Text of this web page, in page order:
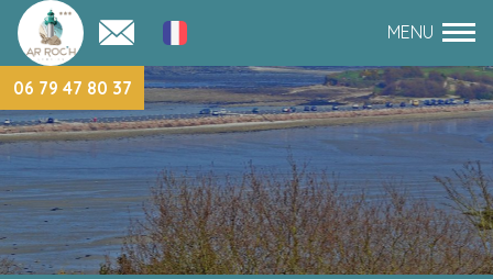
06 79 47 80 37